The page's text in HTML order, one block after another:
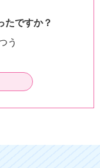
たですか？
う